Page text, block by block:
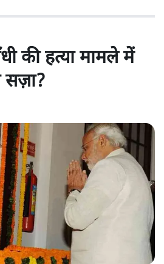
की हत्या मामले में
सज़ा?